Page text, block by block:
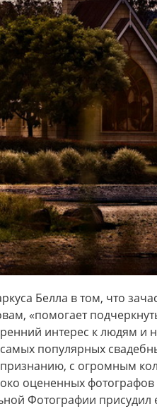
Белла в том, что
«помогает
интерес к людям и
популярных
с огромным
оцененных фотографов
Фотографии присудил